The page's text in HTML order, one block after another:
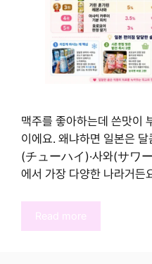
맥주를 좋아하는데 쓴맛이
이에요. 왜냐하면 일본은
(チューハイ)·사와(サワー
에서 가장 다양한 나라거든
Read more